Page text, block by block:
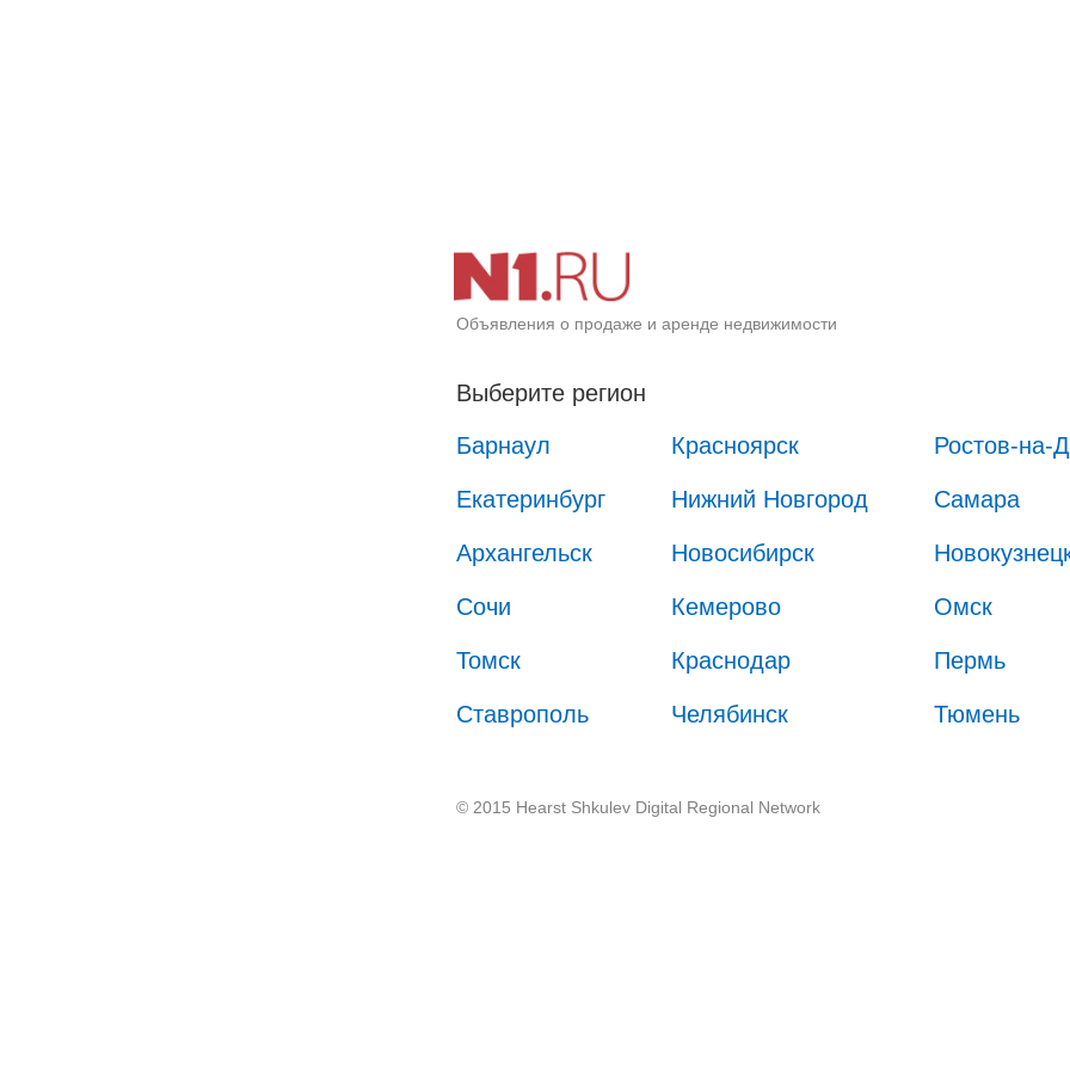
Объявления о продаже и аренде недвижимости
Выберите регион
Барнаул
Красноярск Ростов-на-
Екатеринбург Нижний Новгород Самара
Архангельск Новосибирск
Сочи Кемерово Омск
Томск Краснодар Пермь
Ставрополь Челябинск Тюмень
© 2015 Hearst Shkulev Digital Regional Network